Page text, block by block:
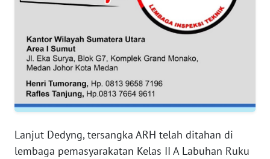
Lanjut Dedyng, tersangka ARH telah ditahan di
lembaga pemasyarakatan Kelas II A Labuhan Ruku
SULTRA
WN
NTB
WN